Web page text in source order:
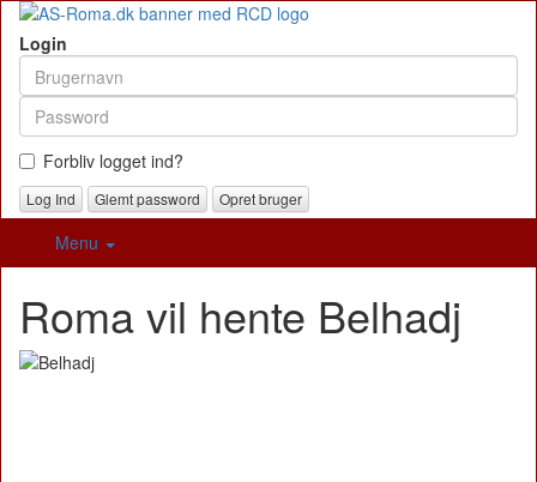
Login
Forbliv logget ind?
Glemt password Opret bruger
Menu
Roma vil hente Belhadj